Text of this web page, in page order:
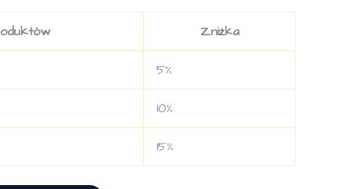
Zniżka
5%
10%
15%